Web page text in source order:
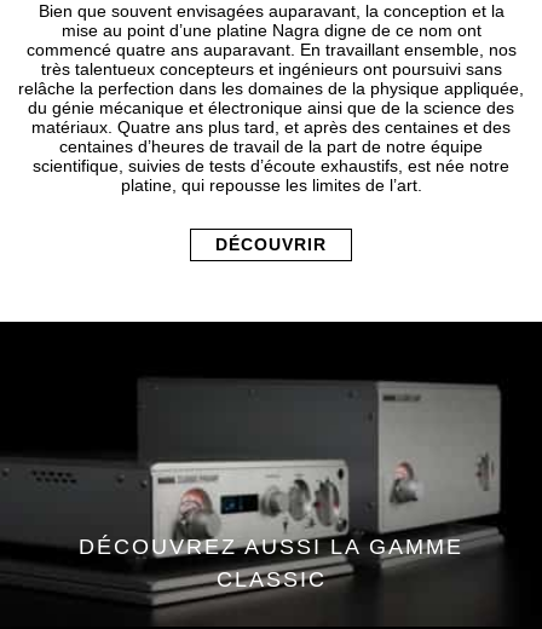
Bien que souvent envisagées auparavant, la conception et la
mise au point d’une platine Nagra digne de ce nom ont
commencé quatre ans auparavant. En travaillant ensemble, nos
très talentueux concepteurs et ingénieurs ont poursuivi sans
relâche la perfection dans les domaines de la physique appliquée,
du génie mécanique et électronique ainsi que de la science des
matériaux. Quatre ans plus tard, et après des centaines et des
centaines d’heures de travail de la part de notre équipe
scientifique, suivies de tests d’écoute exhaustifs, est née notre
platine, qui repousse les limites de l’art.
DÉCOUVRIR
DÉCOUVREZ AUSSI LA GAMME
CLASSIC